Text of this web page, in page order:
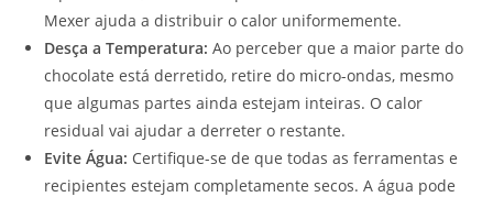
Mexer ajuda a distribuir o calor uniformemente.
Desça a Temperatura: Ao perceber que a maior parte do
chocolate está derretido, retire do micro-ondas, mesmo
que algumas partes ainda estejam inteiras. O calor
residual vai ajudar a derreter o restante.
Evite Água: Certifique-se de que todas as ferramentas e
recipientes estejam completamente secos. A água pode